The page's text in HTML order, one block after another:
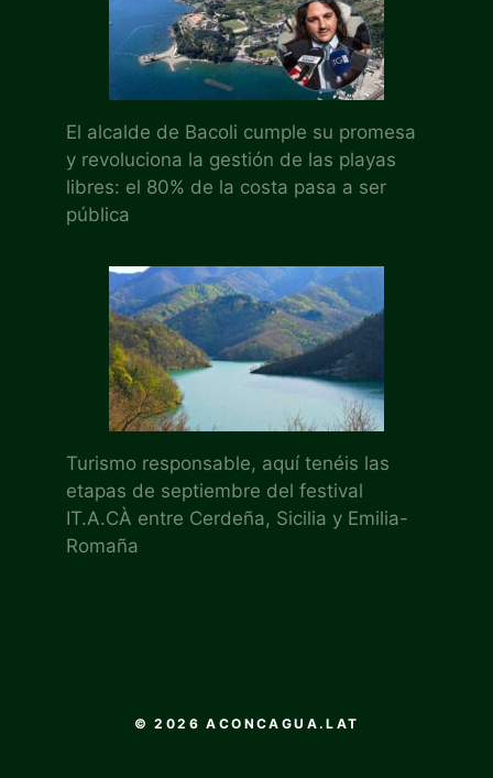
El alcalde de Bacoli cumple su promesa
y revoluciona la gestión de las playas
libres: el 80% de la costa pasa a ser
pública
Turismo responsable, aquí tenéis las
etapas de septiembre del festival
IT.A.CÀ entre Cerdeña, Sicilia y Emilia-
Romaña
© 2026 ACONCAGUA.LAT